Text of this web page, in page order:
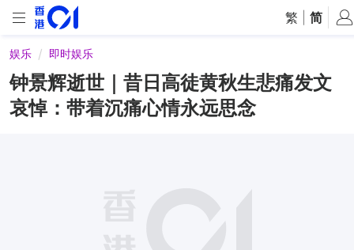
繁 简
娱乐 即时娱乐
钟景辉逝世｜昔日高徒黄秋生悲痛发文
哀悼：带着沉痛心情永远思念